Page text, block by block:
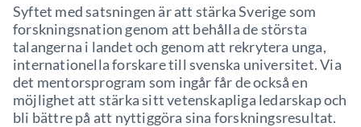
Syftet med satsningen är att stärka Sverige som
forskningsnation genom att behålla de största
talangerna i landet och genom att rekrytera unga,
internationella forskare till svenska universitet. Via
det mentorsprogram som ingår får de också en
möjlighet att stärka sitt vetenskapliga ledarskap och
bli bättre på att nyttiggöra sina forskningsresultat.